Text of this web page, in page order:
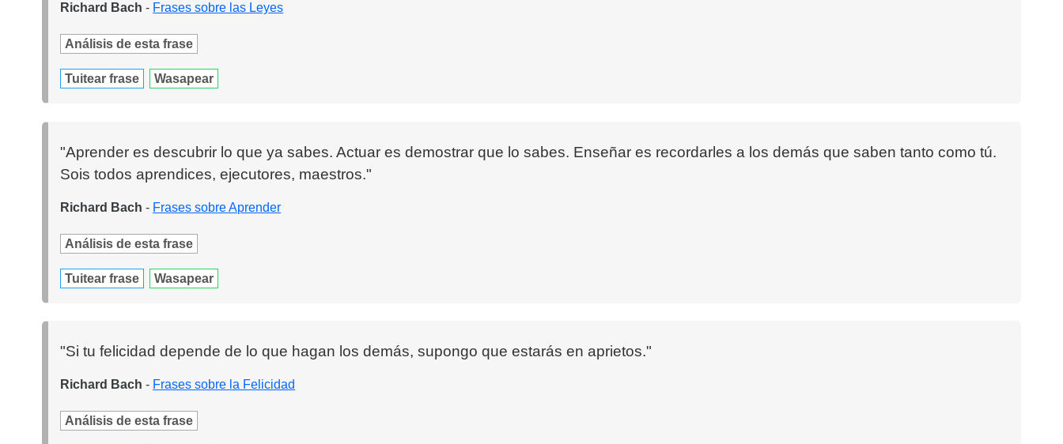
Richard Bach - Frases sobre las Leyes
Análisis de esta frase
Tuitear frase Wasapear
"Aprender es descubrir lo que ya sabes. Actuar es demostrar que lo sabes. Enseñar es recordarles a los demás que saben tanto como tú.
Sois todos aprendices, ejecutores, maestros."
Richard Bach - Frases sobre Aprender
Análisis de esta frase
Tuitear frase Wasapear
"Si tu felicidad depende de lo que hagan los demás, supongo que estarás en aprietos."
Richard Bach - Frases sobre la Felicidad
Análisis de esta frase